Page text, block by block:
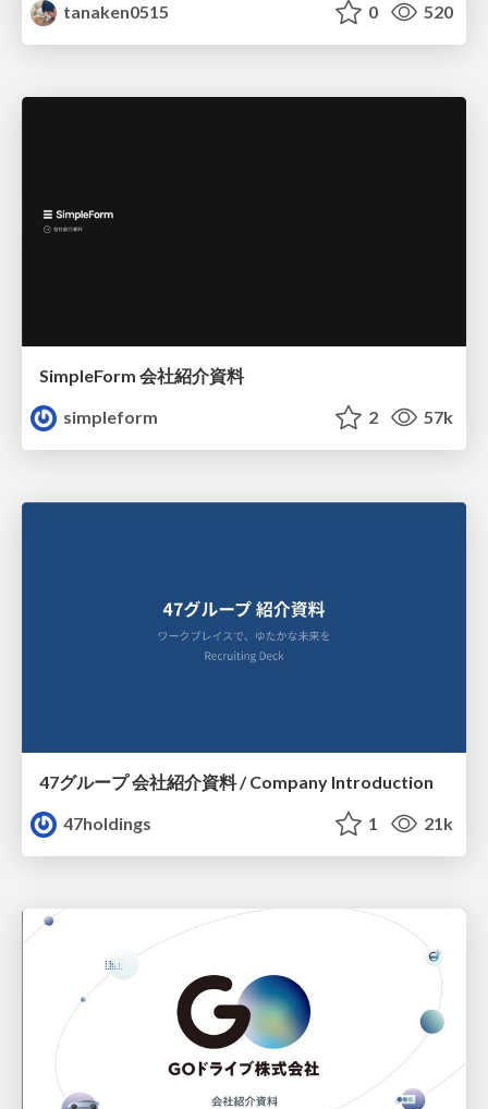
tanaken0515
0 520
SimpleForm 会社紹介資料
simpleform
2 57k
47グループ 会社紹介資料 / Company Introduction
47holdings
1 21k